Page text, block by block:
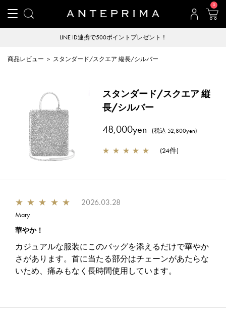
0
LINE ID連携で500ポイントプレゼント！
商品レビュー ＞ スタンダード/スクエア 縦長/シルバー
スタンダード/スクエア 縦
長/シルバー
48,000yen (税込 52,800yen)
★ ★ ★ ★ ★ (24件)
★ ★ ★ ★ ★ 2026.03.28
Mary
華やか！
カジュアルな服装にこのバッグを添えるだけで華やか
さがあります。首に当たる部分はチェーンがあたらな
いため、痛みもなく長時間使用しています。